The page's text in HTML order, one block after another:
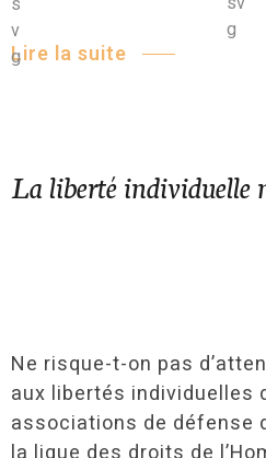
Lire la suite
La liberté individuelle
Ne risque-t-on pas
aux libertés individuelles
associations de défense